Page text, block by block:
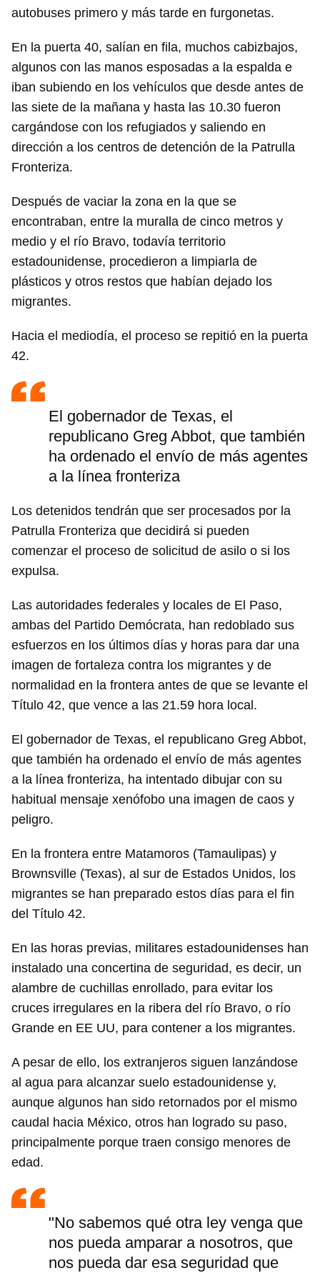
autobuses primero y más tarde en furgonetas.
En la puerta 40, salían en fila, muchos cabizbajos,
algunos con las manos esposadas a la espalda e
iban subiendo en los vehículos que desde antes de
las siete de la mañana y hasta las 10.30 fueron
cargándose con los refugiados y saliendo en
dirección a los centros de detención de la Patrulla
Fronteriza.
Después de vaciar la zona en la que se
encontraban, entre la muralla de cinco metros y
medio y el río Bravo, todavía territorio
estadounidense, procedieron a limpiarla de
plásticos y otros restos que habían dejado los
migrantes.
Hacia el mediodía, el proceso se repitió en la puerta
42.
El gobernador de Texas, el
republicano Greg Abbot, que también
ha ordenado el envío de más agentes
a la línea fronteriza
Los detenidos tendrán que ser procesados por la
Patrulla Fronteriza que decidirá si pueden
comenzar el proceso de solicitud de asilo o si los
expulsa.
Las autoridades federales y locales de El Paso,
ambas del Partido Demócrata, han redoblado sus
esfuerzos en los últimos días y horas para dar una
imagen de fortaleza contra los migrantes y de
normalidad en la frontera antes de que se levante el
Título 42, que vence a las 21.59 hora local.
El gobernador de Texas, el republicano Greg Abbot,
que también ha ordenado el envío de más agentes
a la línea fronteriza, ha intentado dibujar con su
habitual mensaje xenófobo una imagen de caos y
peligro.
En la frontera entre Matamoros (Tamaulipas) y
Brownsville (Texas), al sur de Estados Unidos, los
migrantes se han preparado estos días para el fin
del Título 42.
En las horas previas, militares estadounidenses han
instalado una concertina de seguridad, es decir, un
alambre de cuchillas enrollado, para evitar los
cruces irregulares en la ribera del río Bravo, o río
Grande en EE UU, para contener a los migrantes.
A pesar de ello, los extranjeros siguen lanzándose
al agua para alcanzar suelo estadounidense y,
aunque algunos han sido retornados por el mismo
caudal hacia México, otros han logrado su paso,
principalmente porque traen consigo menores de
edad.
"No sabemos qué otra ley venga que
nos pueda amparar a nosotros, que
nos pueda dar esa seguridad que